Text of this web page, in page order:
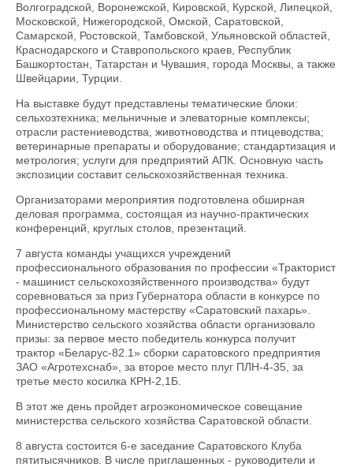
Волгоградской, Воронежской, Кировской, Курской, Липецкой,
Московской, Нижегородской, Омской, Саратовской,
Самарской, Ростовской, Тамбовской, Ульяновской областей,
Краснодарского и Ставропольского краев, Республик
Башкортостан, Татарстан и Чувашия, города Москвы, а также
Швейцарии, Турции.
На выставке будут представлены тематические блоки:
сельхозтехника; мельничные и элеваторные комплексы;
отрасли растениеводства, животноводства и птицеводства;
ветеринарные препараты и оборудование; стандартизация и
метрология; услуги для предприятий АПК. Основную часть
экспозиции составит сельскохозяйственная техника.
Организаторами мероприятия подготовлена обширная
деловая программа, состоящая из научно-практических
конференций, круглых столов, презентаций.
7 августа команды учащихся учреждений
профессионального образования по профессии «Тракторист
- машинист сельскохозяйственного производства» будут
соревноваться за приз Губернатора области в конкурсе по
профессиональному мастерству «Саратовский пахарь».
Министерство сельского хозяйства области организовало
призы: за первое место победитель конкурса получит
трактор «Беларус-82.1» сборки саратовского предприятия
ЗАО «Агротехснаб», за второе место плуг ПЛН-4-35, за
третье место косилка КРН-2,1Б.
В этот же день пройдет агроэкономическое совещание
министерства сельского хозяйства Саратовской области.
8 августа состоится 6-е заседание Саратовского Клуба
пятитысячников. В числе приглашенных - руководители и